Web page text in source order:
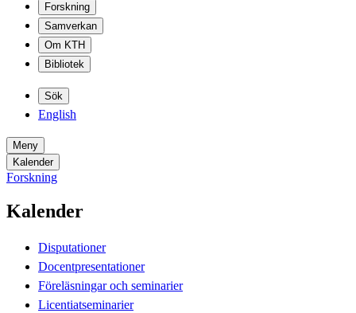
Forskning
Samverkan
Om KTH
Bibliotek
Sök
English
Meny
Kalender
Forskning
Kalender
Disputationer
Docentpresentationer
Föreläsningar och seminarier
Licentiatseminarier